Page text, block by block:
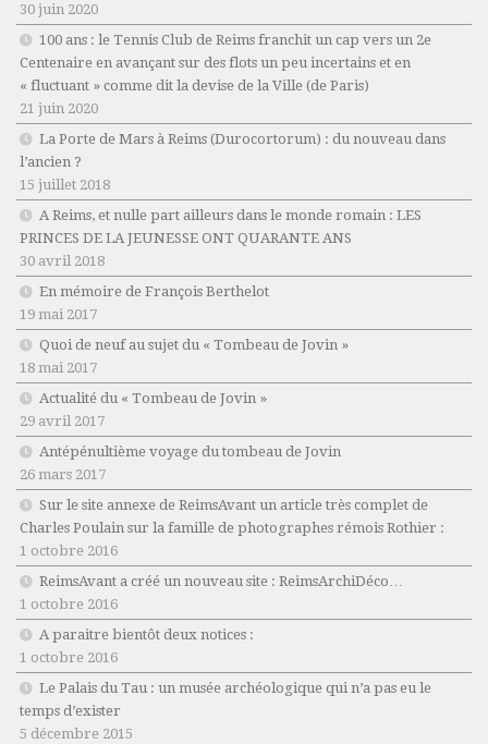
30 juin 2020
100 ans : le Tennis Club de Reims franchit un cap vers un 2e
Centenaire en avançant sur des flots un peu incertains et en
« fluctuant » comme dit la devise de la Ville (de Paris)
21 juin 2020
La Porte de Mars à Reims (Durocortorum) : du nouveau dans
l’ancien ?
15 juillet 2018
A Reims, et nulle part ailleurs dans le monde romain : LES
PRINCES DE LA JEUNESSE ONT QUARANTE ANS
30 avril 2018
En mémoire de François Berthelot
19 mai 2017
Quoi de neuf au sujet du « Tombeau de Jovin »
18 mai 2017
Actualité du « Tombeau de Jovin »
29 avril 2017
Antépénultième voyage du tombeau de Jovin
26 mars 2017
Sur le site annexe de ReimsAvant un article très complet de
Charles Poulain sur la famille de photographes rémois Rothier :
1 octobre 2016
ReimsAvant a créé un nouveau site : ReimsArchiDéco…
1 octobre 2016
A paraitre bientôt deux notices :
1 octobre 2016
Le Palais du Tau : un musée archéologique qui n’a pas eu le
temps d’exister
5 décembre 2015